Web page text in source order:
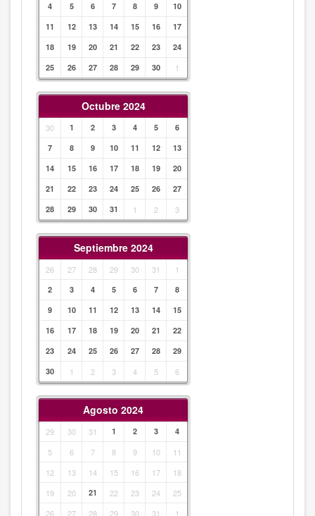
4
5 6 7 8 9
10
11
12 13 14 15 16
17
18
19 20 21 22 23
24
25
26 27 28 29 30 1
Octubre 2024
30 1 2 3 4 5
6
7
8 9 10 11 12
13
14
15 16 17 18 19
20
21
22 23 24 25 26
27
28
29 30 31 1 2 3
Septiembre 2024
26 27 28 29 30 31 1
2 3 4 5 6 7
8
9
10 11 12 13 14
15
16
17 18 19 20 21
22
23
24 25 26 27 28
29
30
1 2 3 4 5 6
Agosto 2024
29 30 31 1 2 3 4
5 6 7 8 9 10
11
12
13 14 15 16 17
18
19
20 21 22 23 24
25
26
27 28 29 30 31 1